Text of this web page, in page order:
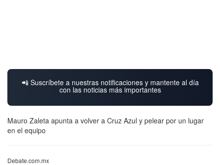
📲 Suscríbete a nuestras notificaciones y mantente al día
con las noticias más importantes
Mauro Zaleta apunta a volver a Cruz Azul y pelear por un lugar
en el equipo
Debate.com.mx